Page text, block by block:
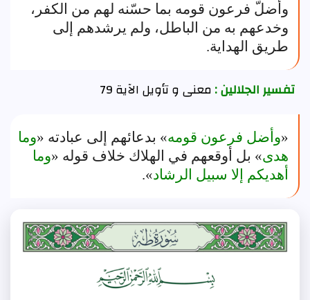
وأضلّ فرعون قومه بما حسّنه لهم من الكفر،
وخدعهم به من الباطل، ولم يرشدهم إلى
طريق الهداية.
تفسير الجلالين :معنى و تأويل الآية 79
«وأضل فرعون قومه» بدعائهم إلى عبادته «وما
هدى» بل أوقعهم في الهلاك خلاف قوله «وما
أهديكم إلا سبيل الرشاد».